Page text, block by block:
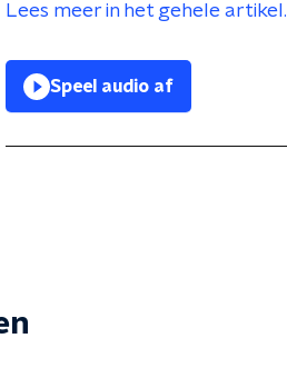
Lees meer in het gehele artikel.
Speel audio af